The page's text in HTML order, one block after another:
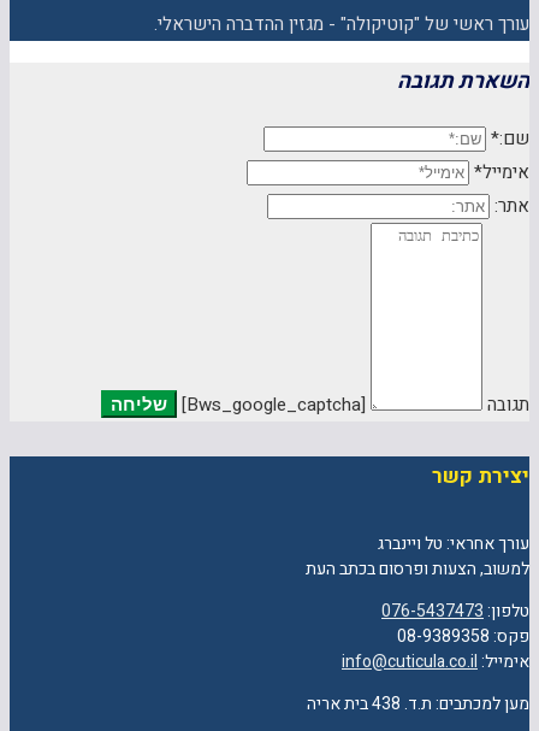
עורך ראשי של "קוטיקולה" - מגזין ההדברה הישראלי.
השארת תגובה
שם:*
אימייל*
אתר:
תגובה [bws_google_captcha]
יצירת קשר
עורך אחראי: טל ויינברג
למשוב, הצעות ופרסום בכתב העת
טלפון:076-5437473
פקס: 08-9389358
אימייל:info@cuticula.co.il
מען למכתבים: ת.ד. 438 בית אריה